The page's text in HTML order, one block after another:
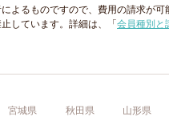
よるものですので、費用の請求が
しています。詳細は、「 会員種別と
宮城県 秋田県 山形県